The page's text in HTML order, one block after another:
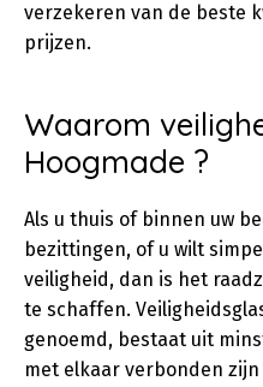
verzekeren van de beste
prijzen.
Waarom
Hoogmade ?
Als u thuis of binnen uw
bezittingen, of u wilt
veiligheid, dan is het
te schaffen.
genoemd, bestaat uit
met elkaar verbonden